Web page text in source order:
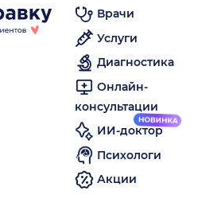
Врачи
Услуги
Диагностика
Онлайн-
консультации
ИИ-доктор
Психологи
Акции